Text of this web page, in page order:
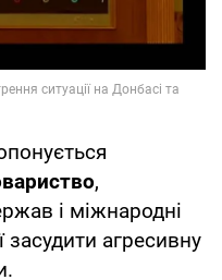
,
і міжнародні
засудити агресивну